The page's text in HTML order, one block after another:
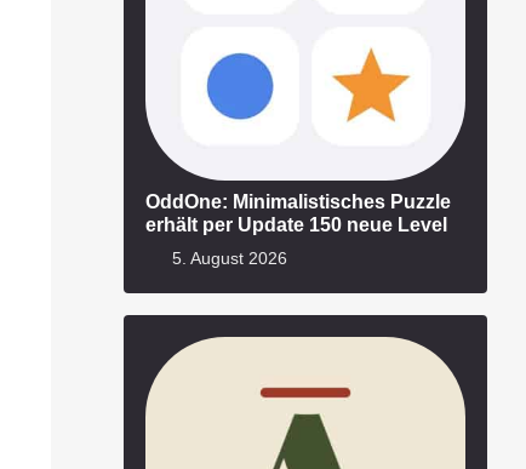
OddOne: Minimalistisches Puzzle
erhält per Update 150 neue Level
5. August 2026